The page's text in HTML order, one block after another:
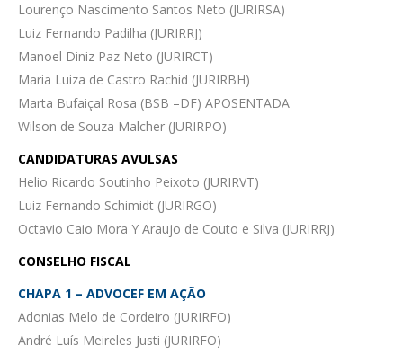
Lourenço Nascimento Santos Neto (JURIRSA)
Luiz Fernando Padilha (JURIRRJ)
Manoel Diniz Paz Neto (JURIRCT)
Maria Luiza de Castro Rachid (JURIRBH)
Marta Bufaiçal Rosa (BSB –DF) APOSENTADA
Wilson de Souza Malcher (JURIRPO)
CANDIDATURAS AVULSAS
Helio Ricardo Soutinho Peixoto (JURIRVT)
Luiz Fernando Schimidt (JURIRGO)
Octavio Caio Mora Y Araujo de Couto e Silva (JURIRRJ)
CONSELHO FISCAL
CHAPA 1 – ADVOCEF EM AÇÃO
Adonias Melo de Cordeiro (JURIRFO)
André Luís Meireles Justi (JURIRFO)